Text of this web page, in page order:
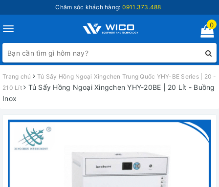
Chăm sóc khách hàng: 0911.373.488
Toggle
navigation
0
Trang chủ
Tủ Sấy Hồng Ngoại Xingchen Trung Quốc YHY-BE Series | 20 -
210 Lít
Tủ Sấy Hồng Ngoại Xingchen YHY-20BE | 20 Lít - Buồng
Inox